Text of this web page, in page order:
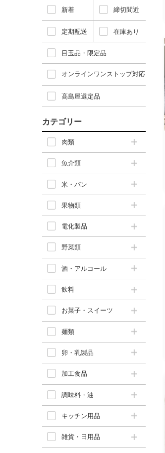
新着 締切間近
定期配送 在庫あり
目玉品・限定品
オンラインワンストップ対応
髙島屋選定品
カテゴリー
肉類
魚介類
米・パン
果物類
電化製品
野菜類
酒・アルコール
飲料
お菓子・スイーツ
麺類
卵・乳製品
加工食品
調味料・油
キッチン用品
雑貨・日用品